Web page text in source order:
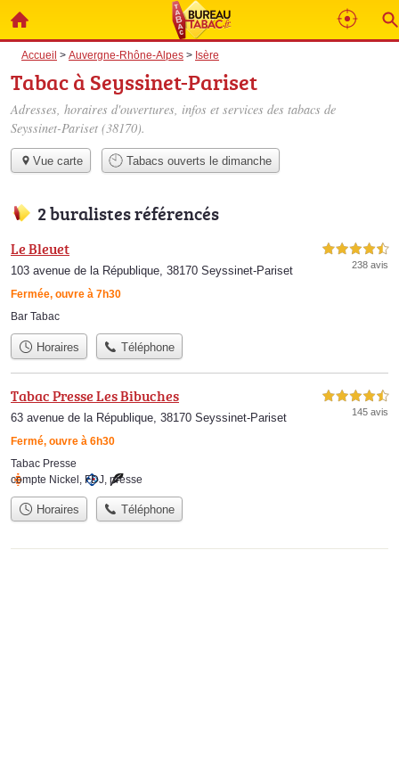
Accueil > Auvergne-Rhône-Alpes > Isère
Tabac à Seyssinet-Pariset
Adresses, horaires d'ouvertures, infos et services des tabacs de
Seyssinet-Pariset (38170).
Vue carte Tabacs ouverts le dimanche
2 buralistes référencés
Le Bleuet
103 avenue de la République, 38170 Seyssinet-Pariset
Fermée, ouvre à 7h30
4,5 étoiles sur 5
238 avis
Bar Tabac
Horaires Téléphone
Tabac Presse Les Bibuches
63 avenue de la République, 38170 Seyssinet-Pariset
Fermé, ouvre à 6h30
4,5 étoiles sur 5
145 avis
Tabac Presse
compte Nickel FDJ presse
Horaires Téléphone